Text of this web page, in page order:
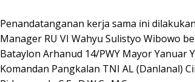
Penandatanganan kerja sama ini
Manager RU VI Wahyu Sulistyo Wibowo
Bataylon Arhanud 14/PWY Mayor Yanuar
Komandan Pangkalan TNI AL (Danlanal)